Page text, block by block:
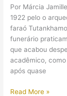
chamar
a
atenção
dos
turistas
para
o
Por Márcia
1922 pelo o
faraó
funerário
que acabou
acadêmico,
após quase
Dossiê:
Read More »